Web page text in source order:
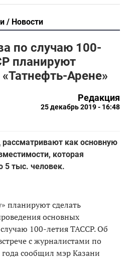
Новости
по случаю 100-
планируют
Арене»
Редакция
25 декабрь 2019 - 16:48
как основную
которая
5 тыс. человек.
планируют сделать
основных
100-летия ТАССР. Об
с журналистами по
сообщил мэр Казани